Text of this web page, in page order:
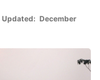
December